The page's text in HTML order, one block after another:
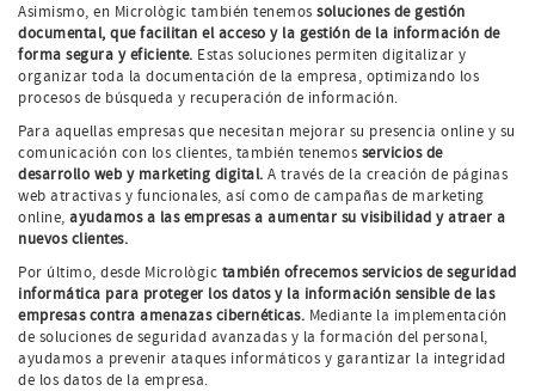
Asimismo, en Micrològic también tenemos soluciones de gestión
documental, que facilitan el acceso y la gestión de la información de
forma segura y eficiente. Estas soluciones permiten digitalizar y
organizar toda la documentación de la empresa, optimizando los
procesos de búsqueda y recuperación de información.
Para aquellas empresas que necesitan mejorar su presencia online y su
comunicación con los clientes, también tenemos servicios de
desarrollo web y marketing digital. A través de la creación de páginas
web atractivas y funcionales, así como de campañas de marketing
online, ayudamos a las empresas a aumentar su visibilidad y atraer a
nuevos clientes.
Por último, desde Micrològic también ofrecemos servicios de seguridad
informática para proteger los datos y la información sensible de las
empresas contra amenazas cibernéticas. Mediante la implementación
de soluciones de seguridad avanzadas y la formación del personal,
ayudamos a prevenir ataques informáticos y garantizar la integridad
de los datos de la empresa.